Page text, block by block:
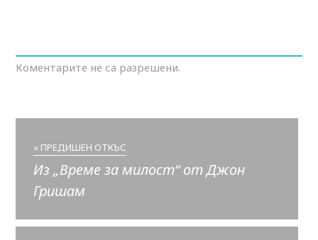
Коментарите не са разрешени.
« ПРЕДИШЕН ОТКЪС
Из „Време за милост“ от Джон
Гришам